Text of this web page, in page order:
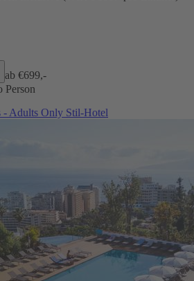
ab €699,-
Person
Adults Only Stil-Hotel